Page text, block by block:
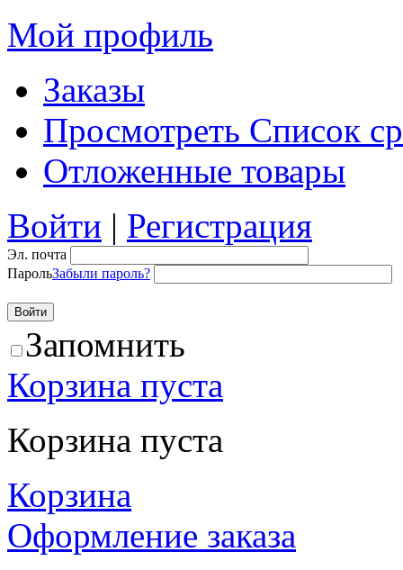
Мой профиль
Заказы
Просмотреть Список
Отложенные товары
Войти | Регистрация
Эл. почта
ПарольЗабыли пароль?
Запомнить
Корзина пуста
Корзина пуста
Корзина
Оформление заказа